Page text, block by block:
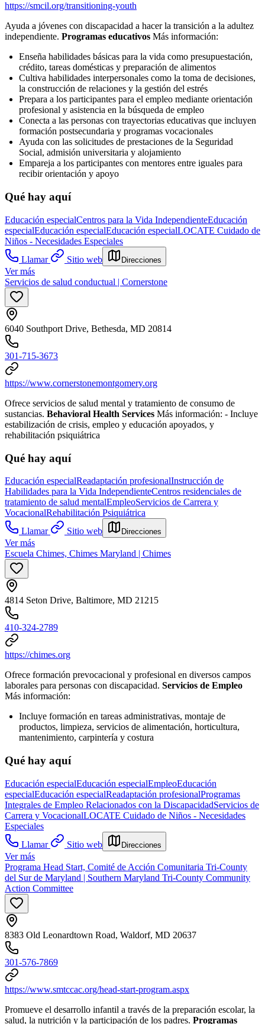
https://smcil.org/transitioning-youth
Ayuda a jóvenes con discapacidad a hacer la transición a la adultez
independiente. Programas educativos Más información:
Enseña habilidades básicas para la vida como presupuestación,
crédito, tareas domésticas y preparación de alimentos
Cultiva habilidades interpersonales como la toma de decisiones,
la construcción de relaciones y la gestión del estrés
Prepara a los participantes para el empleo mediante orientación
profesional y asistencia en la búsqueda de empleo
Conecta a las personas con trayectorias educativas que incluyen
formación postsecundaria y programas vocacionales
Ayuda con las solicitudes de prestaciones de la Seguridad
Social, admisión universitaria y alojamiento
Empareja a los participantes con mentores entre iguales para
recibir orientación y apoyo
Qué hay aquí
Educación especialCentros para la Vida IndependienteEducación
especialEducación especialEducación especialLOCATE Cuidado de
Niños - Necesidades Especiales
Llamar
Sitio web Direcciones
Ver más
Servicios de salud conductual | Cornerstone
6040 Southport Drive, Bethesda, MD 20814
301-715-3673
https://www.cornerstonemontgomery.org
Ofrece servicios de salud mental y tratamiento de consumo de
sustancias. Behavioral Health Services Más información: - Incluye
estabilización de crisis, empleo y educación apoyados, y
rehabilitación psiquiátrica
Qué hay aquí
Educación especialReadaptación profesionalInstrucción de
Habilidades para la Vida IndependienteCentros residenciales de
tratamiento de salud mentalEmpleoServicios de Carrera y
VocacionalRehabilitación Psiquiátrica
Llamar
Sitio web Direcciones
Ver más
Escuela Chimes, Chimes Maryland | Chimes
4814 Seton Drive, Baltimore, MD 21215
410-324-2789
https://chimes.org
Ofrece formación prevocacional y profesional en diversos campos
laborales para personas con discapacidad. Servicios de Empleo
Más información:
Incluye formación en tareas administrativas, montaje de
productos, limpieza, servicios de alimentación, horticultura,
mantenimiento, carpintería y costura
Qué hay aquí
Educación especialEducación especialEmpleoEducación
especialEducación especialReadaptación profesionalProgramas
Integrales de Empleo Relacionados con la DiscapacidadServicios de
Carrera y VocacionalLOCATE Cuidado de Niños - Necesidades
Especiales
Llamar
Sitio web Direcciones
Ver más
Programa Head Start, Comité de Acción Comunitaria Tri-County
del Sur de Maryland | Southern Maryland Tri-County Community
Action Committee
8383 Old Leonardtown Road, Waldorf, MD 20637
301-576-7869
https://www.smtccac.org/head-start-program.aspx
Promueve el desarrollo infantil a través de la preparación escolar, la
salud, la nutrición y la participación de los padres. Programas